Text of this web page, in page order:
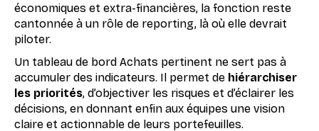
économiques et extra-financières, la fonction reste
cantonnée à un rôle de reporting, là où elle devrait
piloter.
Un tableau de bord Achats pertinent ne sert pas à
accumuler des indicateurs. Il permet de hiérarchiser
les priorités, d’objectiver les risques et d’éclairer les
décisions, en donnant enfin aux équipes une vision
claire et actionnable de leurs portefeuilles.